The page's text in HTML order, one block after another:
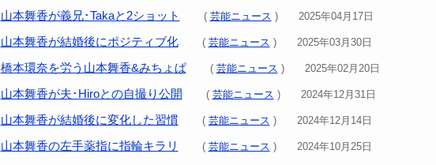
山本舞香が義兄･Takaと2ショット ( 芸能ニュース ) 2025年04月17日
山本舞香が結婚後にポジティブ化 ( 芸能ニュース ) 2025年03月30日
橋本環奈を労う山本舞香&みちょぱ ( 芸能ニュース ) 2025年02月20日
山本舞香が夫･Hiroとの自撮り公開 ( 芸能ニュース ) 2024年12月31日
山本舞香が結婚後に変化した習慣 ( 芸能ニュース ) 2024年12月14日
山本舞香の左手薬指に指輪キラリ ( 芸能ニュース ) 2024年10月25日